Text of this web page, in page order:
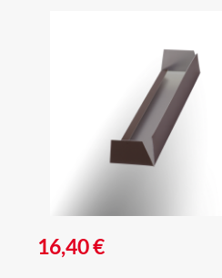
Regulärer Preis:
16,40 €